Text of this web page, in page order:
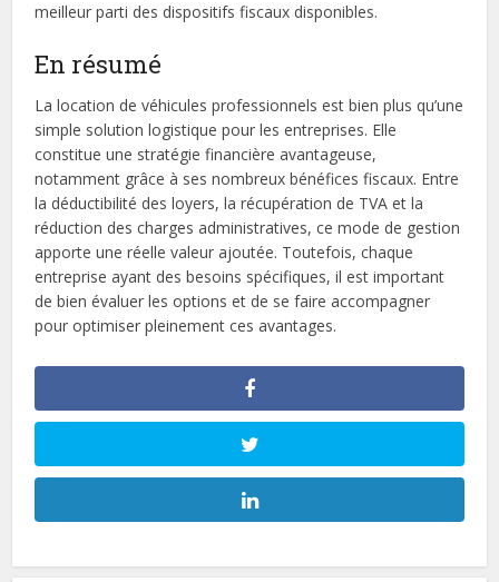
meilleur parti des dispositifs fiscaux disponibles.
En résumé
La location de véhicules professionnels est bien plus qu’une
simple solution logistique pour les entreprises. Elle
constitue une stratégie financière avantageuse,
notamment grâce à ses nombreux bénéfices fiscaux. Entre
la déductibilité des loyers, la récupération de TVA et la
réduction des charges administratives, ce mode de gestion
apporte une réelle valeur ajoutée. Toutefois, chaque
entreprise ayant des besoins spécifiques, il est important
de bien évaluer les options et de se faire accompagner
pour optimiser pleinement ces avantages.